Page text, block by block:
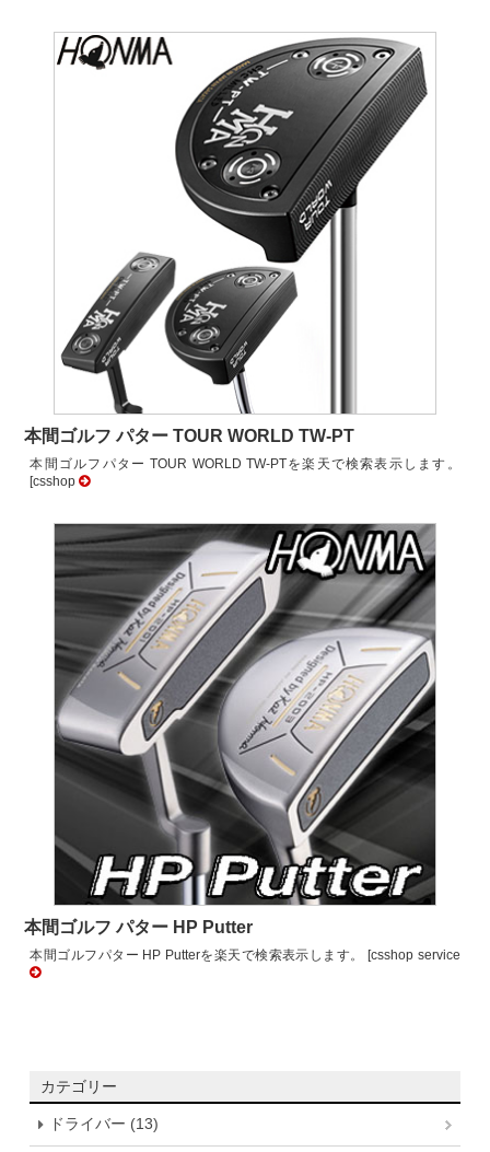
本間ゴルフ パター TOUR WORLD TW-PT
本間ゴルフパター TOUR WORLD TW-PTを楽天で検索表示します。
[csshop
本間ゴルフ パター HP Putter
本間ゴルフパター HP Putterを楽天で検索表示します。 [csshop service
カテゴリー
ドライバー (13)